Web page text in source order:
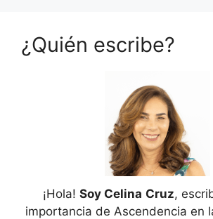
¿Quién escribe?
¡Hola! Soy Celina Cruz,
importancia de Ascendencia en